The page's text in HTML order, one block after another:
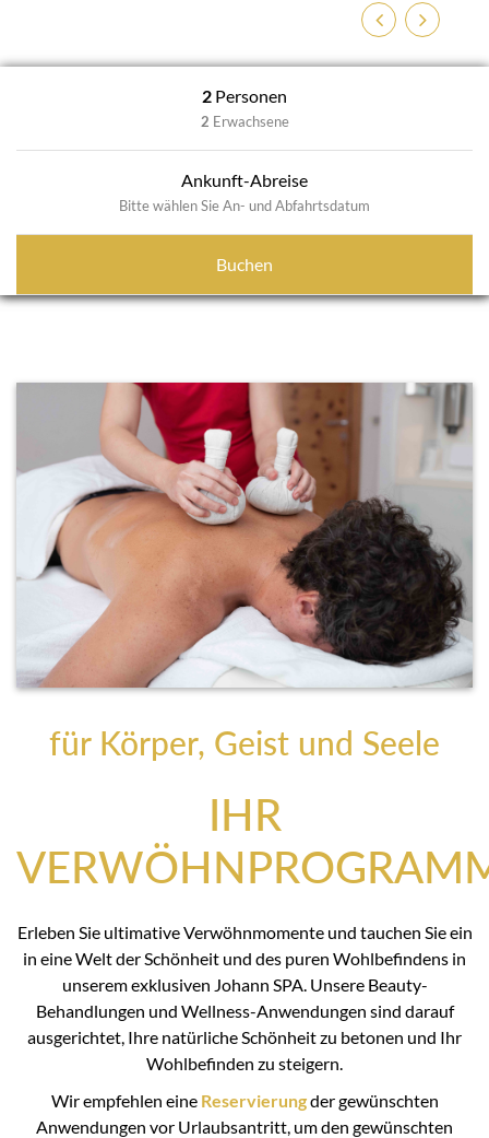
Previous
Next
2 Personen
2 Erwachsene
Ankunft-Abreise
Bitte wählen Sie An- und Abfahrtsdatum
Buchen
für Körper, Geist und Seele
IHR
Erleben Sie ultimative Verwöhnmomente und tauchen Sie ein
in eine Welt der Schönheit und des puren Wohlbefindens in
unserem exklusiven Johann SPA. Unsere Beauty-
Behandlungen und Wellness-Anwendungen sind darauf
ausgerichtet, Ihre natürliche Schönheit zu betonen und Ihr
Wohlbefinden zu steigern.
Wir empfehlen eine Reservierungder gewünschten
Anwendungen vor Urlaubsantritt, um den gewünschten